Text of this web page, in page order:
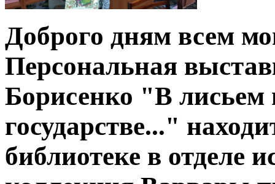
Доброго дням всем
Персональная
Борисенко "В лисьем
государстве..."
библиотеке в отделе